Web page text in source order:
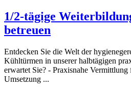
1/2-tägige
betreuen
Entdecken Sie die Welt derhygiene
Kühltürmen in unserer halbtägigen
erwartet Sie? - Praxisnahe Vermittlung
Umsetzung ...